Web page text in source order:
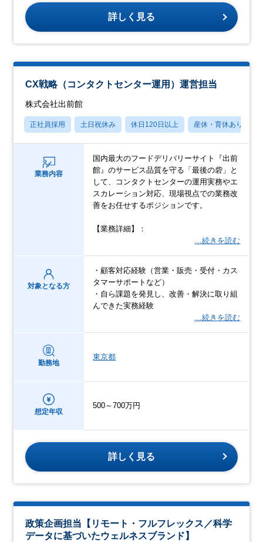
詳しく見る
CX戦略（コンタクトセンター運用）運営担当
株式会社出前館
正社員採用 土日祝休み 休日120日以上 産休・育休あり
業務内容
国内最大のフードデリバリーサイト『出前
館』のサービス品質を守る「最後の砦」と
して、コンタクトセンターの運用実務やエ
スカレーション対応、現場視点での業務改
善をお任せするポジションです。
【業務詳細】：
…続きを読む
対象となる方
・顧客対応経験（営業・販売・受付・カス
タマーサポートなど）
・自ら課題を発見し、改善・解決に取り組
んできた実務経験
…続きを読む
勤務地
東京都
想定年収
500～700万円
詳しく見る
政策企画担当【リモート・フルフレックス／科学
データに基づいたウェルネスブランド】